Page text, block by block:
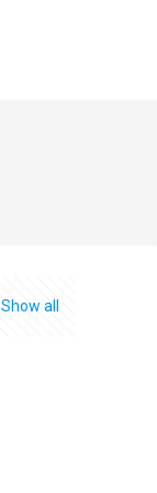
Show all